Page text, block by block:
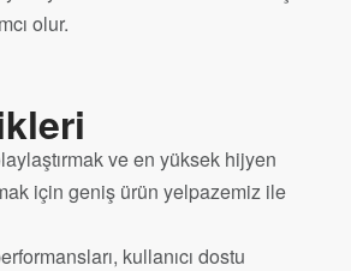
olur.
ve en yüksek hijyen
için geniş ürün yelpazemiz ile
kullanıcı dostu